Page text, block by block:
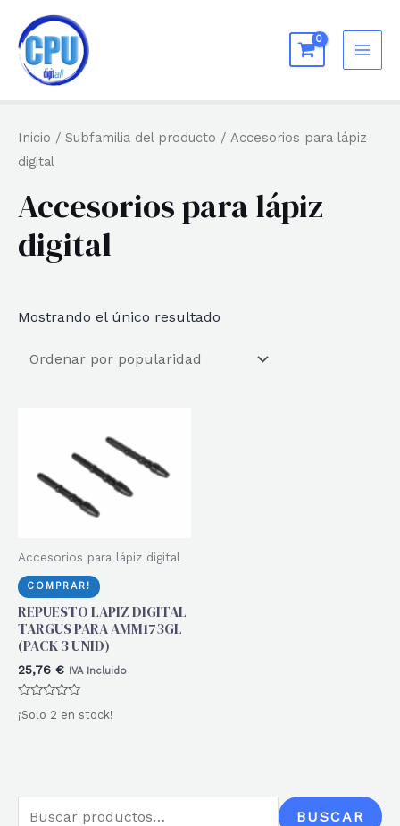
contenido
BUSCAR
Inicio / Subfamilia del producto / Accesorios para lápiz
digital
Accesorios para lápiz
digital
Mostrando el único resultado
Accesorios para lápiz digital
COMPRAR!
REPUESTO LAPIZ DIGITAL
TARGUS PARA AMM173GL
(PACK 3 UNID)
25,76 € IVA Incluido
Valorado
con
¡Solo 2 en stock!